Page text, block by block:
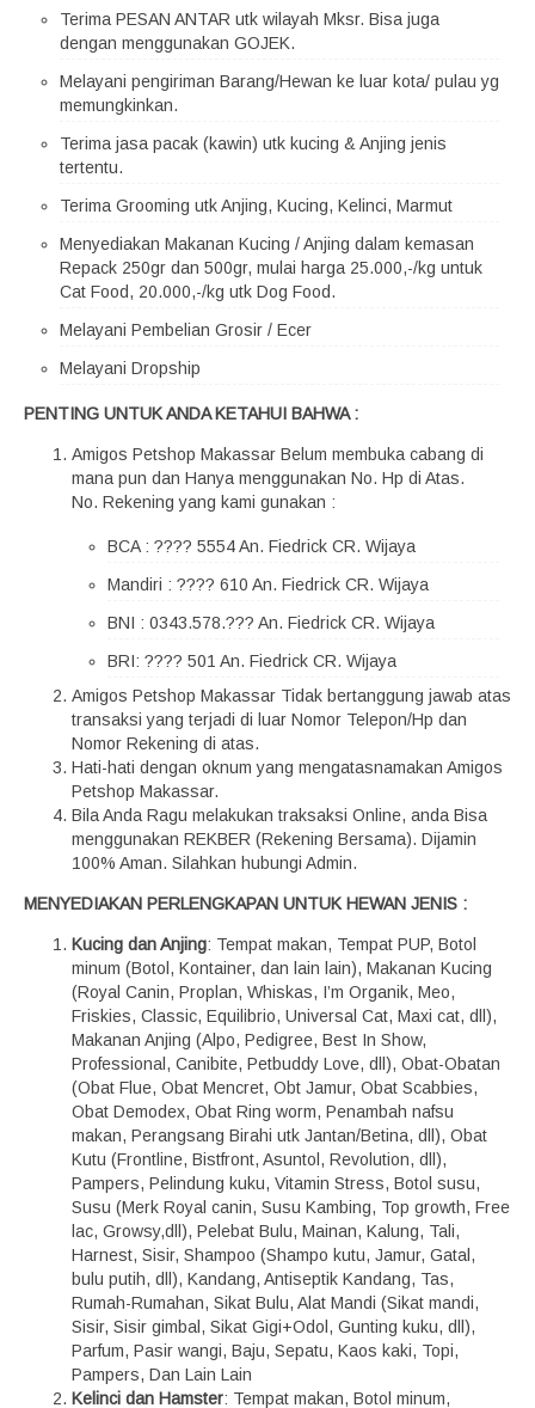
Terima PESAN ANTAR utk wilayah Mksr. Bisa juga
dengan menggunakan GOJEK.
Melayani pengiriman Barang/Hewan ke luar kota/ pulau yg
memungkinkan.
Terima jasa pacak (kawin) utk kucing & Anjing jenis
tertentu.
Terima Grooming utk Anjing, Kucing, Kelinci, Marmut
Menyediakan Makanan Kucing / Anjing dalam kemasan
Repack 250gr dan 500gr, mulai harga 25.000,-/kg untuk
Cat Food, 20.000,-/kg utk Dog Food.
Melayani Pembelian Grosir / Ecer
Melayani Dropship
PENTING UNTUK ANDA KETAHUI BAHWA :
Amigos Petshop Makassar Belum membuka cabang di
mana pun dan Hanya menggunakan No. Hp di Atas.
No. Rekening yang kami gunakan :
BCA : ???? 5554 An. Fiedrick CR. Wijaya
Mandiri : ???? 610 An. Fiedrick CR. Wijaya
BNI : 0343.578.??? An. Fiedrick CR. Wijaya
BRI: ???? 501 An. Fiedrick CR. Wijaya
Amigos Petshop Makassar Tidak bertanggung jawab atas
transaksi yang terjadi di luar Nomor Telepon/Hp dan
Nomor Rekening di atas.
Hati-hati dengan oknum yang mengatasnamakan Amigos
Petshop Makassar.
Bila Anda Ragu melakukan traksaksi Online, anda Bisa
menggunakan REKBER (Rekening Bersama). Dijamin
100% Aman. Silahkan hubungi Admin.
MENYEDIAKAN PERLENGKAPAN UNTUK HEWAN JENIS :
Kucing dan Anjing: Tempat makan, Tempat PUP, Botol
minum (Botol, Kontainer, dan lain lain), Makanan Kucing
(Royal Canin, Proplan, Whiskas, I’m Organik, Meo,
Friskies, Classic, Equilibrio, Universal Cat, Maxi cat, dll),
Makanan Anjing (Alpo, Pedigree, Best In Show,
Professional, Canibite, Petbuddy Love, dll), Obat-Obatan
(Obat Flue, Obat Mencret, Obt Jamur, Obat Scabbies,
Obat Demodex, Obat Ring worm, Penambah nafsu
makan, Perangsang Birahi utk Jantan/Betina, dll), Obat
Kutu (Frontline, Bistfront, Asuntol, Revolution, dll),
Pampers, Pelindung kuku, Vitamin Stress, Botol susu,
Susu (Merk Royal canin, Susu Kambing, Top growth, Free
lac, Growsy,dll), Pelebat Bulu, Mainan, Kalung, Tali,
Harnest, Sisir, Shampoo (Shampo kutu, Jamur, Gatal,
bulu putih, dll), Kandang, Antiseptik Kandang, Tas,
Rumah-Rumahan, Sikat Bulu, Alat Mandi (Sikat mandi,
Sisir, Sisir gimbal, Sikat Gigi+Odol, Gunting kuku, dll),
Parfum, Pasir wangi, Baju, Sepatu, Kaos kaki, Topi,
Pampers, Dan Lain Lain
Kelinci dan Hamster: Tempat makan, Botol minum,